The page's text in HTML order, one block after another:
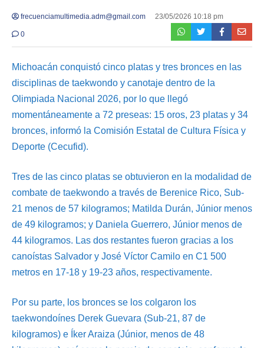
frecuenciamultimedia.adm@gmail.com 23/05/2026 10:18 pm
0
Michoacán conquistó cinco platas y tres bronces en las
disciplinas de taekwondo y canotaje dentro de la
Olimpiada Nacional 2026, por lo que llegó
momentáneamente a 72 preseas: 15 oros, 23 platas y 34
bronces, informó la Comisión Estatal de Cultura Física y
Deporte (Cecufid).
Tres de las cinco platas se obtuvieron en la modalidad de
combate de taekwondo a través de Berenice Rico, Sub-
21 menos de 57 kilogramos; Matilda Durán, Júnior menos
de 49 kilogramos; y Daniela Guerrero, Júnior menos de
44 kilogramos. Las dos restantes fueron gracias a los
canoístas Salvador y José Víctor Camilo en C1 500
metros en 17-18 y 19-23 años, respectivamente.
Por su parte, los bronces se los colgaron los
taekwondoínes Derek Guevara (Sub-21, 87 de
kilogramos) e Íker Araiza (Júnior, menos de 48